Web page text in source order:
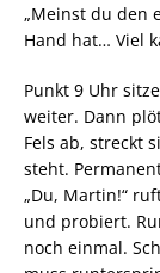
„Meinst du den
Hand hat… Viel
Punkt 9 Uhr
weiter. Dann
Fels ab, streckt
steht.
„Du, Martin!“
und probiert.
noch einmal.